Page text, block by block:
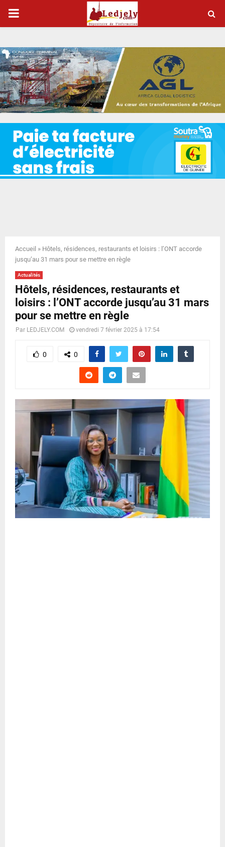
P
I
M
A
R
Y
N
U
Accueil » Hôtels, résidences, restaurants et loisirs : l’ONT accorde
jusqu’au 31 mars pour se mettre en règle
Actualités
Hôtels, résidences, restaurants et
loisirs : l’ONT accorde jusqu’au 31 mars
pour se mettre en règle
Par LEDJELY.COM vendredi 7 février 2025 à 17:54
0 0